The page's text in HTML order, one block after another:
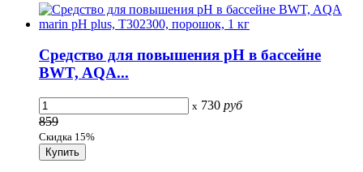
Средство для повышения pH в бассейне
BWT, AQA...
x 730 руб
859
Скидка 15%